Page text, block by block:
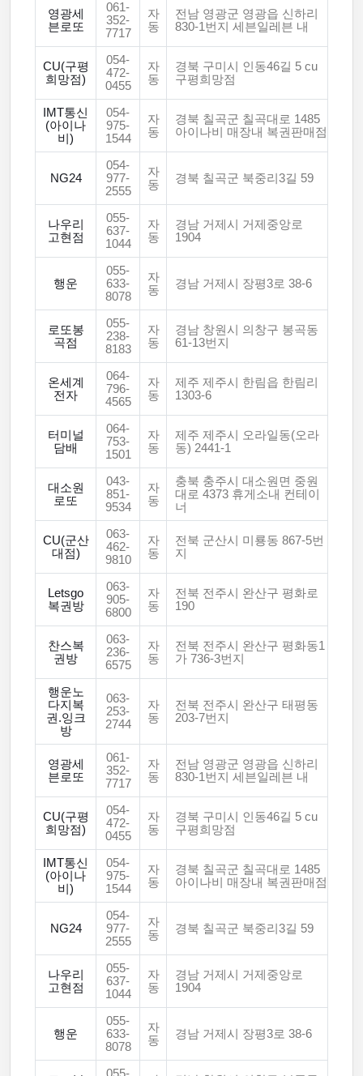
영광세
븐로또
061-
352-
7717
자
동
전남 영광군 영광읍 신하리
830-1번지 세븐일레븐 내
CU(구평
희망점)
054-
472-
0455
자
동
경북 구미시 인동46길 5 cu
구평희망점
IMT통신
(아이나
비)
054-
975-
1544
자
동
경북 칠곡군 칠곡대로 1485
아이나비 매장내 복권판매점
NG24
054-
977-
2555
자
동
경북 칠곡군 북중리3길 59
나우리
고현점
055-
637-
1044
자
동
경남 거제시 거제중앙로
1904
행운
055-
633-
8078
자
동
경남 거제시 장평3로 38-6
로또봉
곡점
055-
238-
8183
자
동
경남 창원시 의창구 봉곡동
61-13번지
온세계
전자
064-
796-
4565
자
동
제주 제주시 한림읍 한림리
1303-6
터미널
담배
064-
753-
1501
자
동
제주 제주시 오라일동(오라
동) 2441-1
대소원
로또
043-
851-
9534
자
동
충북 충주시 대소원면 중원
대로 4373 휴게소내 컨테이
너
CU(군산
대점)
063-
462-
9810
자
동
전북 군산시 미룡동 867-5번
지
Letsgo
복권방
063-
905-
6800
자
동
전북 전주시 완산구 평화로
190
찬스복
권방
063-
236-
6575
자
동
전북 전주시 완산구 평화동1
가 736-3번지
행운노
다지복
권.잉크
방
063-
253-
2744
자
동
전북 전주시 완산구 태평동
203-7번지
영광세
븐로또
061-
352-
7717
자
동
전남 영광군 영광읍 신하리
830-1번지 세븐일레븐 내
CU(구평
희망점)
054-
472-
0455
자
동
경북 구미시 인동46길 5 cu
구평희망점
IMT통신
(아이나
비)
054-
975-
1544
자
동
경북 칠곡군 칠곡대로 1485
아이나비 매장내 복권판매점
NG24
054-
977-
2555
자
동
경북 칠곡군 북중리3길 59
나우리
고현점
055-
637-
1044
자
동
경남 거제시 거제중앙로
1904
행운
055-
633-
8078
자
동
경남 거제시 장평3로 38-6